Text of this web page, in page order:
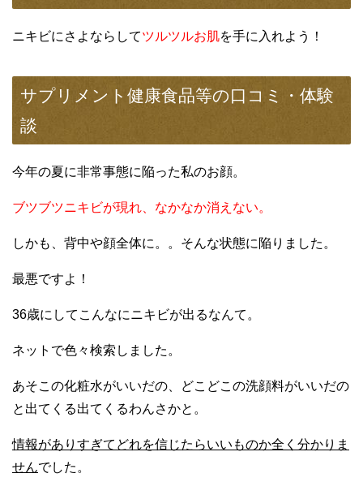
ニキビにさよならしてツルツルお肌を手に入れよう！
サプリメント健康食品等の口コミ・体験
談
今年の夏に非常事態に陥った私のお顔。
ブツブツニキビが現れ、なかなか消えない。
しかも、背中や顔全体に。。そんな状態に陥りました。
最悪ですよ！
36歳にしてこんなにニキビが出るなんて。
ネットで色々検索しました。
あそこの化粧水がいいだの、どこどこの洗顔料がいいだの
と出てくる出てくるわんさかと。
情報がありすぎてどれを信じたらいいものか全く分かりま
せんでした。